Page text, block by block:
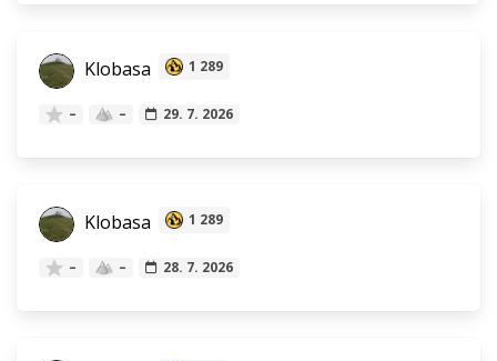
Klobasa 1 289
– – 29. 7. 2026
Klobasa 1 289
– – 28. 7. 2026